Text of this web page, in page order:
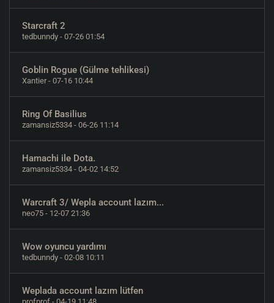
Starcraft 2
tedbunndy - 07-26 01:54
Goblin Rogue (Gülme tehlikesi)
Xantier- 07-16 10:44
Ring Of Basilius
zamansiz5334 - 06-26 11:14
Hamachi ile Dota.
zamansiz5334 - 04-02 14:52
Warcraft 3/ Wepla account lazım...
neo75 - 12-07 21:36
Wow oyuncu yardımı
tedbunndy - 02-08 10:11
Weplada account lazım lütfen